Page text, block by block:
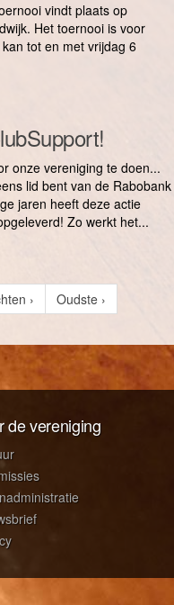
vindt plaats op
Het toernooi is voor
tot en met vrijdag 6
onze vereniging te doen...
lid bent van de Rabobank
jaren heeft deze actie
Zo werkt het...
›
Laatste
pagina
Oudste ›
de vereniging